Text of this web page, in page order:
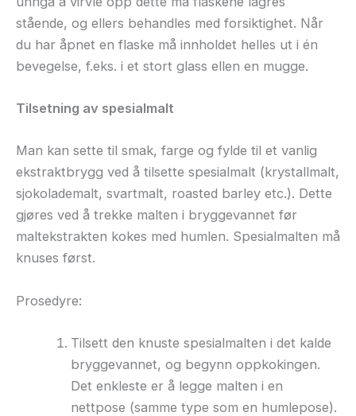
stående, og ellers behandles med forsiktighet. Når
du har åpnet en flaske må innholdet helles ut i én
bevegelse, f.eks. i et stort glass ellen en mugge.
Tilsetning av spesialmalt
Man kan sette til smak, farge og fylde til et vanlig
ekstraktbrygg ved å tilsette spesialmalt (krystallmalt,
sjokolademalt, svartmalt, roasted barley etc.). Dette
gjøres ved å trekke malten i bryggevannet før
maltekstrakten kokes med humlen. Spesialmalten må
knuses først.
Prosedyre:
Tilsett den knuste spesialmalten i det kalde
bryggevannet, og begynn oppkokingen.
Det enkleste er å legge malten i en
nettpose (samme type som en humlepose).